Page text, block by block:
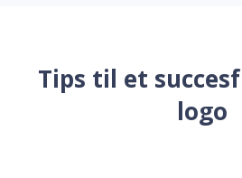
Tips til et
logo